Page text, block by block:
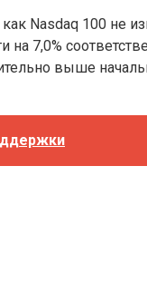
Nasdaq 100 не
7,0%
выше